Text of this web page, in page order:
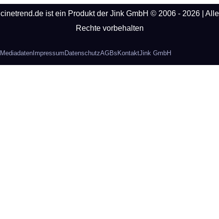
cinetrend.de ist ein Produkt der Jink GmbH © 2006 - 2026 | Alle
Rechte vorbehalten
Mediadaten Impressum DatenschutzAGBs KontaktJink GmbH